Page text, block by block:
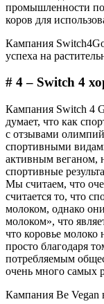
промышленности
коров для
Кампания
успеха на
# 4 – Switch 4
Кампания Switch 4
думает, что как
с отзывами
спортивными
активным веганом,
спортивные
Мы считаем, что
считается то, что
молоком, однако
молоком», что
что коровье
просто благодаря
потребляемым
очень много самых
Кампания Be Vegan